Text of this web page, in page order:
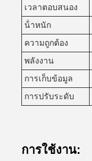
เวลาตอบสนอง
น้ําหนัก
ความถูกต้อง
พลังงาน
การเก็บข้อมูล
การปรับระดับ
การใช้งาน: